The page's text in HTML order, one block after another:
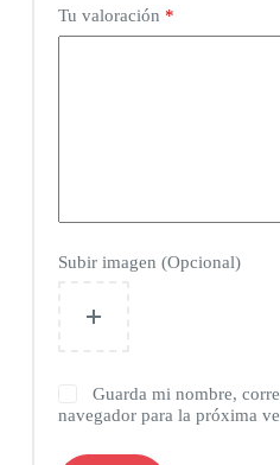
Tu valoración *
Subir imagen (Opcional)
Guarda mi nombre,
navegador para la próxima